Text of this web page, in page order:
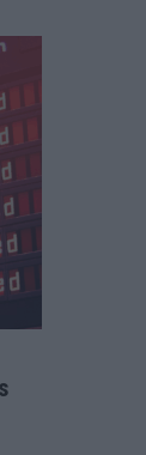
Favorit, Australien
Jurys – die
vier
Walzer
2: Dänemark